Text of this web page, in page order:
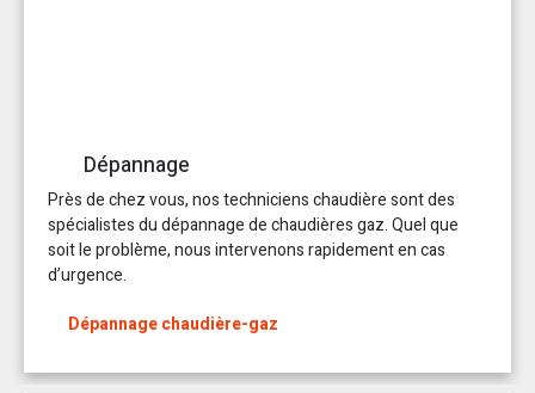
Dépannage
Près de chez vous, nos techniciens chaudière sont des
spécialistes du dépannage de chaudières gaz. Quel que
soit le problème, nous intervenons rapidement en cas
d’urgence.
Dépannage chaudière-gaz